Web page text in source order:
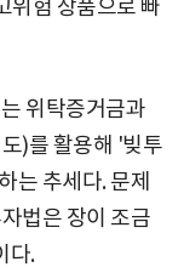
위험 상품으로 빠
위탁증거금과
)를 활용해 '빚투
는 추세다. 문제
법은 장이 조금
다.